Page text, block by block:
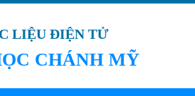
LIỆU ĐIỆN TỬ
CHÁNH MỸ